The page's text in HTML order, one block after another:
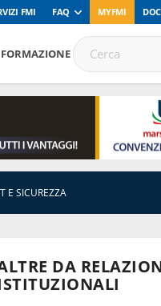
FMI FAQ MYFMI
FORMAZIONE
E SICUREZZA
DA